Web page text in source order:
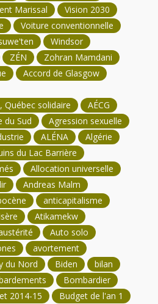
Marissal
Vision 2030
Voiture conventionnelle
Windsor
ZÉN
Zohran Mamdani
Accord de Glasgow
Québec solidaire
AÉCG
du Sud
Agression sexuelle
ALÉNA
Algérie
du Lac Barrière
Allocation universelle
Andreas Malm
anticapitalisme
Atikamekw
Auto solo
avortement
du Nord Biden
bilan
Bombardier
2014-15 Budget de l'an 1